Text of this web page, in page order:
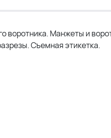
воротника. Манжеты и
Съемная этикетка.